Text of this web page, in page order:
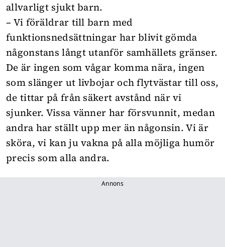
allvarligt sjukt barn.
– Vi föräldrar till barn med
funktionsnedsättningar har blivit gömda
någonstans långt utanför samhällets gränser.
De är ingen som vågar komma nära, ingen
som slänger ut livbojar och flytvästar till oss,
de tittar på från säkert avstånd när vi
sjunker. Vissa vänner har försvunnit, medan
andra har ställt upp mer än någonsin. Vi är
sköra, vi kan ju vakna på alla möjliga humör
precis som alla andra.
Annons